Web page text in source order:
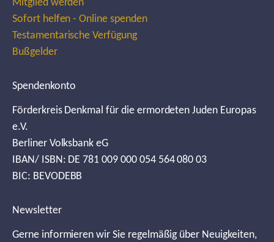
Mitglied werden
Sofort helfen - Online spenden
Testamentarische Verfügung
Bußgelder
Spendenkonto
Förderkreis Denkmal für die ermordeten Juden Europas
e.V.
Berliner Volksbank eG
IBAN/ ISBN: DE 781 009 000 054 564 080 03
BIC: BEVODEBB
Newsletter
Gerne informieren wir Sie regelmäßig über Neuigkeiten,